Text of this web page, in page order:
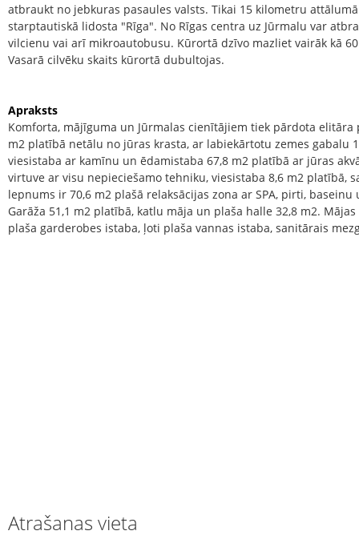
atbraukt no jebkuras pasaules valsts. Tikai 15 kilometru
starptautiskā lidosta "Rīga". No Rīgas centra uz Jūrmalu var
vilcienu vai arī mikroautobusu. Kūrortā dzīvo mazliet vairāk kā
Vasarā cilvēku skaits kūrortā dubultojas.
Apraksts
Komforta, mājīguma un Jūrmalas cienītājiem tiek pārdota
m2 platībā netālu no jūras krasta, ar labiekārtotu zemes gabalu
viesistaba ar kamīnu un ēdamistaba 67,8 m2 platībā ar jūras
virtuve ar visu nepieciešamo tehniku, viesistaba 8,6 m2 platībā,
lepnums ir 70,6 m2 plašā relaksācijas zona ar SPA, pirti,
Garāža 51,1 m2 platībā, katlu māja un plaša halle 32,8 m2.
plaša garderobes istaba, ļoti plaša vannas istaba, sanitārais
Atrašanas vieta